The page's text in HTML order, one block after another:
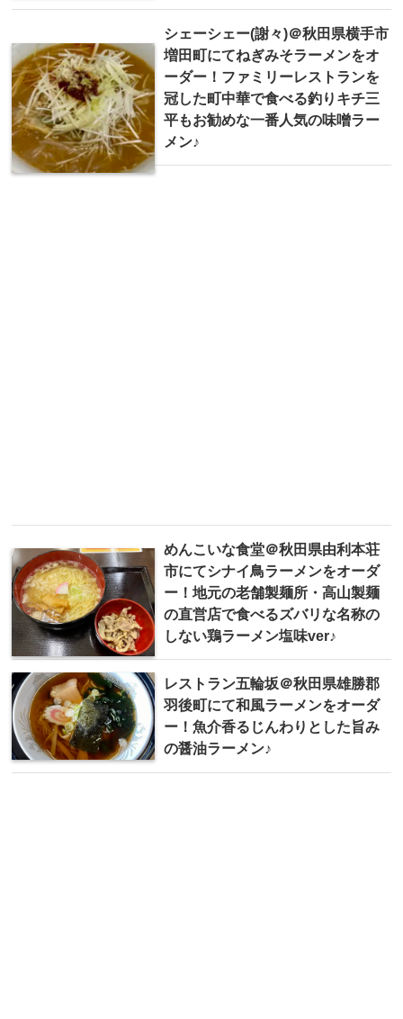
シェーシェー(謝々)＠秋田県横手市
増田町にてねぎみそラーメンをオ
ーダー！ファミリーレストランを
冠した町中華で食べる釣りキチ三
平もお勧めな一番人気の味噌ラー
メン♪
めんこいな食堂＠秋田県由利本荘
市にてシナイ鳥ラーメンをオーダ
ー！地元の老舗製麺所・高山製麺
の直営店で食べるズバリな名称の
しない鶏ラーメン塩味ver♪
レストラン五輪坂＠秋田県雄勝郡
羽後町にて和風ラーメンをオーダ
ー！魚介香るじんわりとした旨み
の醤油ラーメン♪